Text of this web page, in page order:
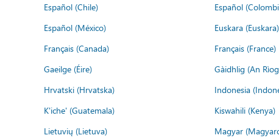
Español (Chile)
Español
Español (México)
Euskara (Euskara)
Français (Canada)
Français (France)
Gaeilge (Éire)
Gàidhlig (An
Hrvatski (Hrvatska)
Indonesia
K'iche' (Guatemala)
Kiswahili (Kenya)
Lietuvių (Lietuva)
Magyar